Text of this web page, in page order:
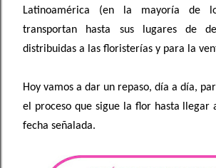
Latinoamérica (en la mayoría de
transportan hasta sus lugares de
distribuidas a las floristerías y para la
Hoy vamos a dar un repaso, día a día,
el proceso que sigue la flor hasta llegar
fecha señalada.